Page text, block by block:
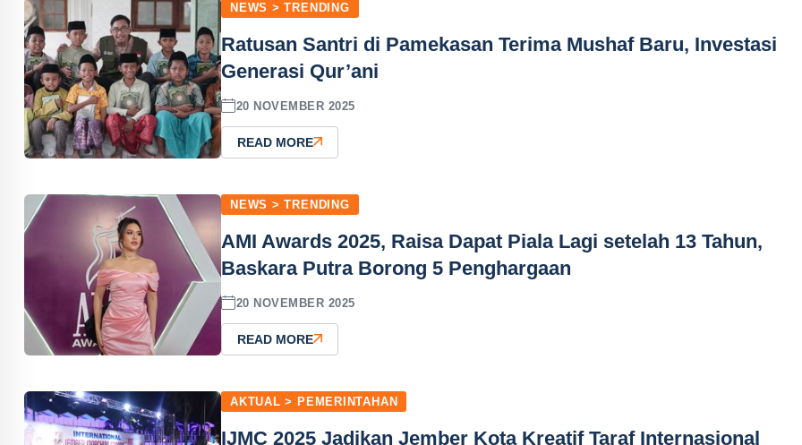
NEWS > TRENDING
Ratusan Santri di Pamekasan Terima Mushaf Baru, Investasi
Generasi Qur’ani
20 NOVEMBER 2025
READ MORE
NEWS > TRENDING
AMI Awards 2025, Raisa Dapat Piala Lagi setelah 13 Tahun,
Baskara Putra Borong 5 Penghargaan
20 NOVEMBER 2025
READ MORE
AKTUAL > PEMERINTAHAN
IJMC 2025 Jadikan Jember Kota Kreatif Taraf Internasional